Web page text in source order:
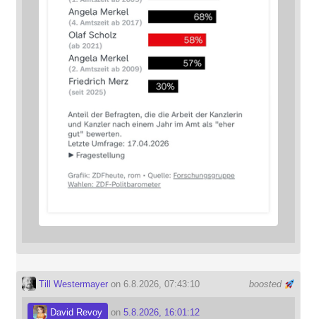
boosted
Till Westermayeron 6.8.2026, 07:43:10
David Revoy on 5.8.2026, 16:01:12